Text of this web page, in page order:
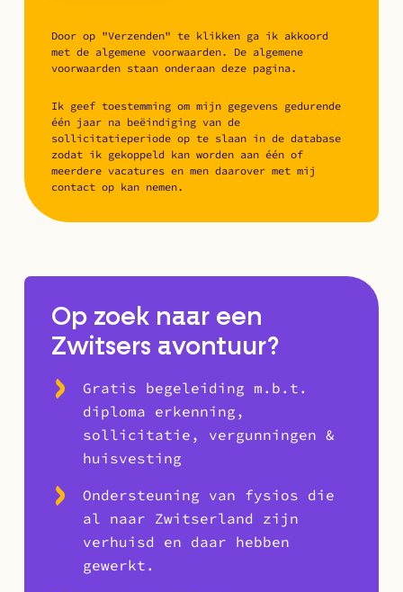
Door op "Verzenden" te klikken ga ik akkoord
met de algemene voorwaarden. De algemene
voorwaarden staan onderaan deze pagina.
Ik geef toestemming om mijn gegevens gedurende
één jaar na beëindiging van de
sollicitatieperiode op te slaan in de database
zodat ik gekoppeld kan worden aan één of
meerdere vacatures en men daarover met mij
contact op kan nemen.
Op zoek naar een
Zwitsers avontuur?
Gratis begeleiding m.b.t.
diploma erkenning,
sollicitatie, vergunningen &
huisvesting
Ondersteuning van fysios die
al naar Zwitserland zijn
verhuisd en daar hebben
gewerkt.